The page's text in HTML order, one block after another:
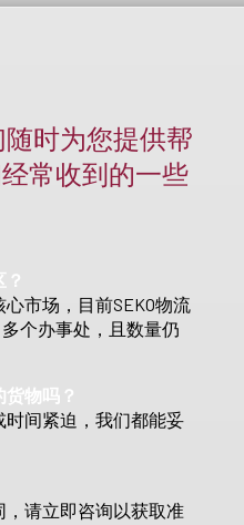
时为您提供帮
常收到的一些
市场，目前SEKO物流
个办事处，且数量仍
物吗？
间紧迫，我们都能妥
请立即咨询以获取准